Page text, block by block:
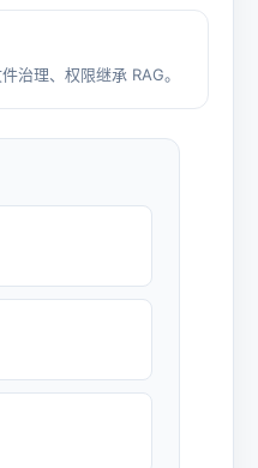
治理、权限继承 RAG。